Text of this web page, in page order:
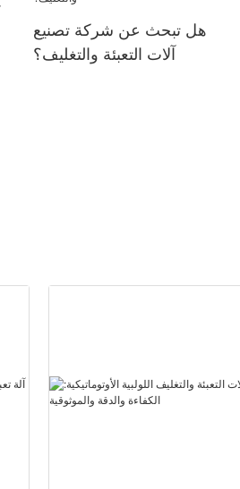
هل تبحث عن شركة تصنيع
آلات التعبئة والتغليف؟